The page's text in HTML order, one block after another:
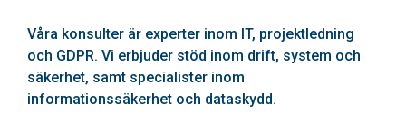
Våra konsulter är experter inom IT, projektledning
och GDPR. Vi erbjuder stöd inom drift, system och
säkerhet, samt specialister inom
informationssäkerhet och dataskydd.